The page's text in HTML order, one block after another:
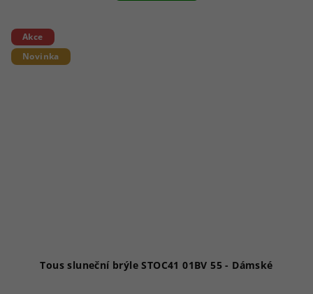
Akce
Novinka
Tous sluneční brýle STOC41 01BV 55 - Dámské